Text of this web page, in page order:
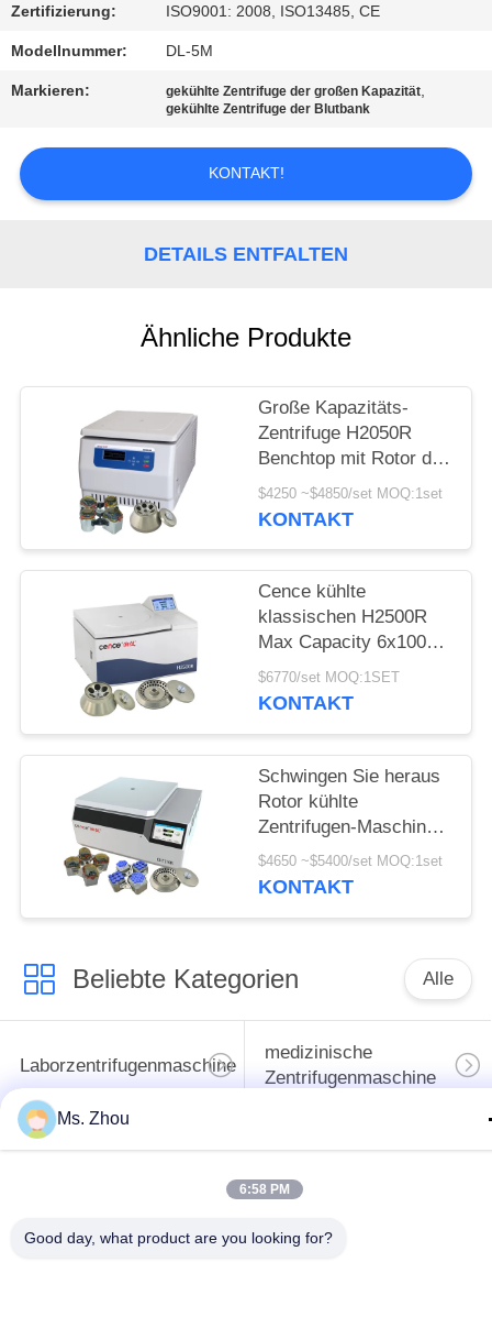
NEUIGKEITEN
RECHTSSACHEN
VR
Zertifizierung: ISO9001: 2008, ISO13485, CE
Modellnummer: DL-5M
Markieren: gekühlte Zentrifuge der großen Kapazität,
gekühlte Zentrifuge der Blutbank
KONTAKT!
DETAILS ENTFALTEN
Ähnliche Produkte
Große Kapazitäts-
Zentrifuge H2050R
Benchtop mit Rotor des
Schwingen-4*750ml
$4250 ~$4850/set MOQ:1set
KONTAKT
Cence kühlte
klassischen H2500R
Max Capacity 6x100ml
Winkel-Rotor der
Zentrifugen-
$6770/set MOQ:1SET
KONTAKT
Schwingen Sie heraus
Rotor kühlte
Zentrifugen-Maschine
CHT210R 4*750ml
$4650 ~$5400/set MOQ:1set
KONTAKT
Beliebte Kategorien Alle
Laborzentrifugenmaschine
medizinische
Zentrifugenmaschine
PRP PRF-Zentrifuge
Bluttrennungszentrifuge Blutbank-Zentrifuge
Ms. Zhou
6:58 PM
Good day, what product are you looking for?